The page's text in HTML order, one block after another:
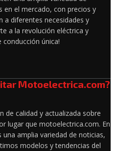
en el mercado, con precios y
a diferentes necesidades y
a la revolución eléctrica y
conducción única!
Motoelectrica.com?
de calidad y actualizada sobre
lugar que motoelectrica.com. En
amplia variedad de noticias,
modelos y tendencias del